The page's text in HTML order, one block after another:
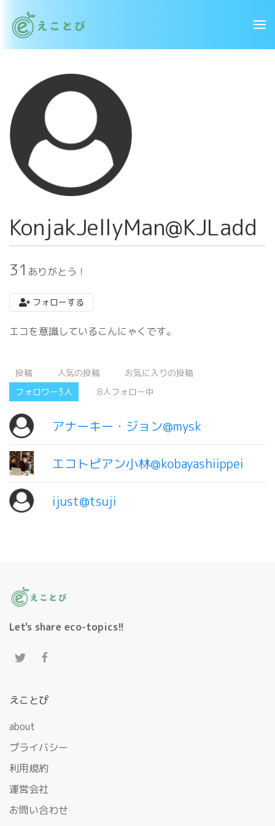
KonjakJellyMan@KJLadd
31 ありがとう！
フォローする
エコを意識しているこんにゃくです。
投稿 人気の投稿
お気に入りの投稿
フォロワー3人
8人フォロー中
アナーキー・ジョン@mysk
エコトピアン小林@kobayashiippei
ijust@tsuji
Let's share eco-topics!!
えことぴ
about
プライバシー
利用規約
運営会社
お問い合わせ